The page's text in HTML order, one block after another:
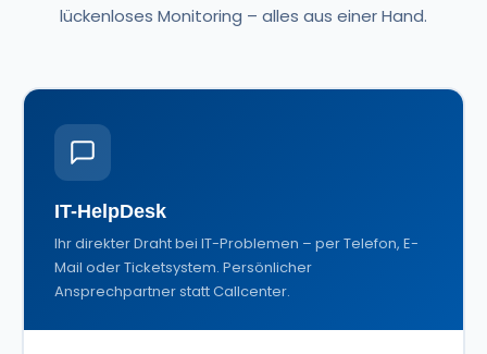
lückenloses Monitoring – alles aus einer Hand.
IT-HelpDesk
Ihr direkter Draht bei IT-Problemen – per Telefon, E-
Mail oder Ticketsystem. Persönlicher
Ansprechpartner statt Callcenter.